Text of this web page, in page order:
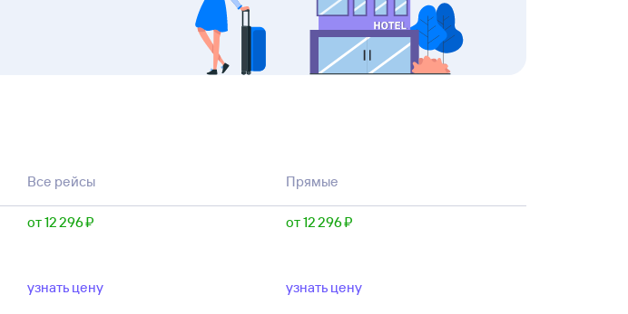
Все рейсы Прямые
от 12 ⁠296 ⁠₽ от 12 ⁠296 ⁠₽
узнать цену узнать цену